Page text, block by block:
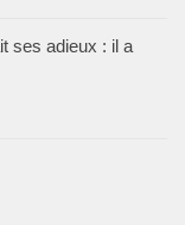
ses adieux : il a